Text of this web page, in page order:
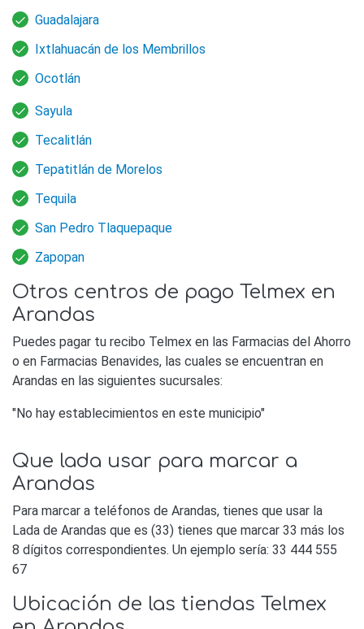
Guadalajara
Ixtlahuacán de los Membrillos
Ocotlán
Sayula
Tecalitlán
Tepatitlán de Morelos
Tequila
San Pedro Tlaquepaque
Zapopan
Otros centros de pago Telmex en
Arandas
Puedes pagar tu recibo Telmex en las Farmacias del Ahorro
o en Farmacias Benavides, las cuales se encuentran en
Arandas en las siguientes sucursales:
"No hay establecimientos en este municipio"
Que lada usar para marcar a
Arandas
Para marcar a teléfonos de Arandas, tienes que usar la
Lada de Arandas que es (33) tienes que marcar 33 más los
8 dígitos correspondientes. Un ejemplo sería: 33 444 555
67
Ubicación de las tiendas Telmex